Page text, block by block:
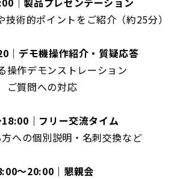
術的ポイントをご紹介（約25分）
｜デモ機操作紹介・質疑応答
操作デモンストレーション
ご質問への対応
｜フリー交流タイム
への個別説明・名刺交換など
～20:00｜懇親会